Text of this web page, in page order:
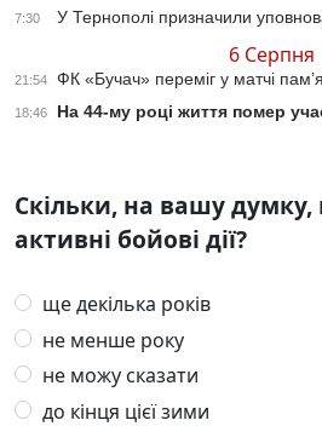
7:30 У Тернополі призначили
6 Серпня
21:54 ФК «Бучач» переміг у матчі
18:46 На 44-му році життя помер
Скільки, на вашу
активні бойові дії?
ще декілька років
не менше року
не можу сказати
до кінця цієї зими